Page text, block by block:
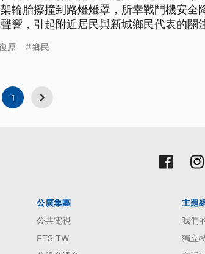
輪胎擦撞到路燈燈罩，所幸戰鬥機安全
響，引起附近居民與新城鄉民代表的關
原 鄉民
1
公廣集團
公共電視
PTS TW
主題
我們
獨立